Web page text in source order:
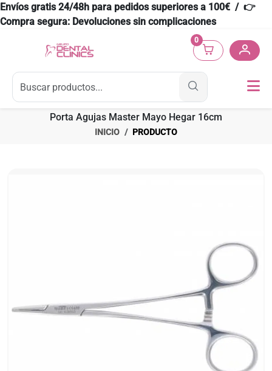
Envíos gratis 24/48h para pedidos superiores a 100€ / 👉
Compra segura: Devoluciones sin complicaciones
0
Porta Agujas Master Mayo Hegar 16cm
INICIO PRODUCTO